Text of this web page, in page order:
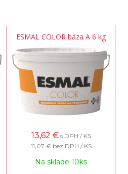
ESMAL COLOR báza A 6 kg
13,62 € s DPH / KS
11,07 € bez DPH / KS
Na sklade 10ks